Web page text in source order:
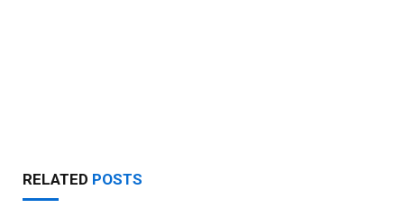
RELATED POSTS